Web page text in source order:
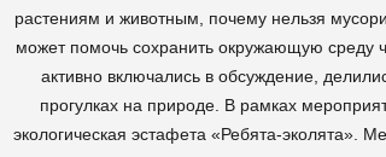
растениям и животным, почему нельзя
может помочь сохранить окружающую среду
активно включались в обсуждение,
прогулках на природе. В рамках
экологическая эстафета «Ребята-эколята».